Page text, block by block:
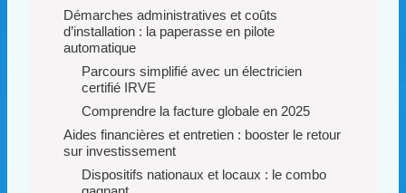
Démarches administratives et coûts
d’installation : la paperasse en pilote
automatique
Parcours simplifié avec un électricien
certifié IRVE
Comprendre la facture globale en 2025
Aides financières et entretien : booster le retour
sur investissement
Dispositifs nationaux et locaux : le combo